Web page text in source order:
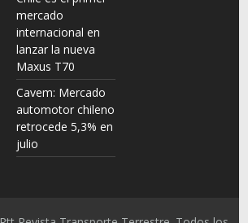
mercado
internacional en
lanzar la nueva
Maxus T70
Cavem: Mercado
automotor chileno
retrocede 5,3% en
julio